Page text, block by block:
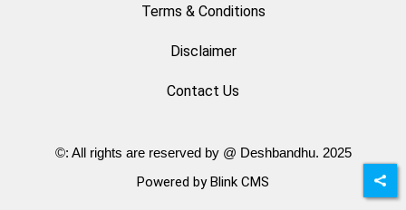
Terms & Conditions
Disclaimer
Contact Us
©: All rights are reserved by @ Deshbandhu. 2025
Powered by Blink CMS